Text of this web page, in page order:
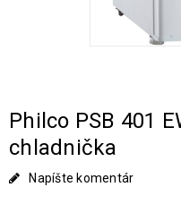
Philco PSB 401
chladnička
Napíšte komentár